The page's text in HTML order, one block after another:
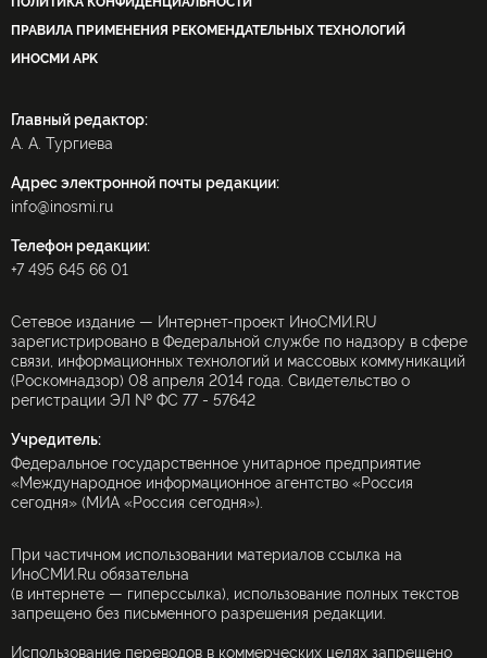
ПРАВИЛА ПРИМЕНЕНИЯ РЕКОМЕНДАТЕЛЬНЫХ ТЕХНОЛОГИЙ
ИНОСМИ APK
Главный редактор:
А. А. Тургиева
Адрес электронной почты редакции:
info@inosmi.ru
Телефон редакции:
+7 495 645 66 01
Сетевое издание — Интернет-проект ИноСМИ.RU
зарегистрировано в Федеральной службе по надзору в сфере
связи, информационных технологий и массовых коммуникаций
(Роскомнадзор) 08 апреля 2014 года. Свидетельство о
регистрации ЭЛ № ФС 77 - 57642
Учредитель:
Федеральное государственное унитарное предприятие
«Международное информационное агентство «Россия
сегодня» (МИА «Россия сегодня»).
При частичном использовании материалов ссылка на
ИноСМИ.Ru обязательна
(в интернете — гиперссылка), использование полных текстов
запрещено без письменного разрешения редакции.
Использование переводов в коммерческих целях запрещено